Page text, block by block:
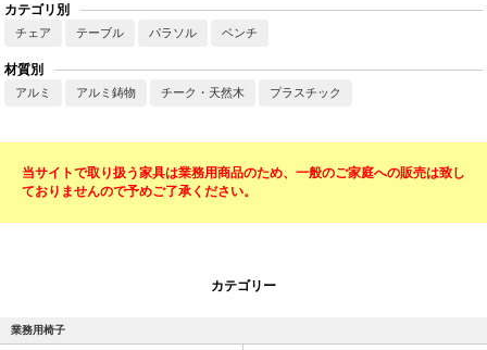
カテゴリ別
チェア テーブル パラソル ベンチ
材質別
アルミ アルミ鋳物 チーク・天然木 プラスチック
当サイトで取り扱う家具は業務用商品のため、一般のご家庭への販売は致し
ておりませんので予めご了承ください。
カテゴリー
業務用椅子